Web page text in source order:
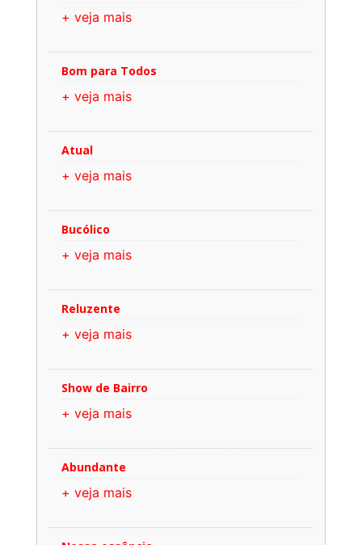
+ veja mais
Bom para Todos
+ veja mais
Atual
+ veja mais
Bucólico
+ veja mais
Reluzente
+ veja mais
Show de Bairro
+ veja mais
Abundante
+ veja mais